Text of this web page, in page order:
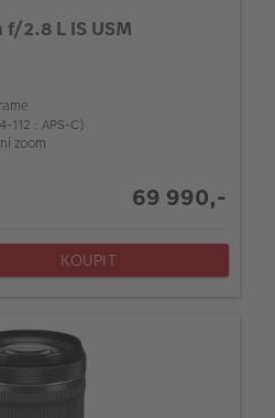
f/2.8 L IS USM
112 : APS-C)
zoom
69 990,-
KOUPIT